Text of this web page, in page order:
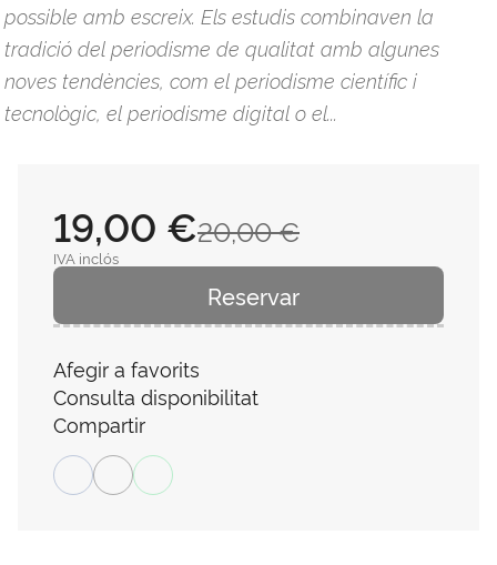
possible amb escreix. Els estudis combinaven la
tradició del periodisme de qualitat amb algunes
noves tendències, com el periodisme científic i
tecnològic, el periodisme digital o el...
20,00 €
19,00 €
IVA inclós
Reservar
Afegir a favorits
Consulta disponibilitat
Compartir